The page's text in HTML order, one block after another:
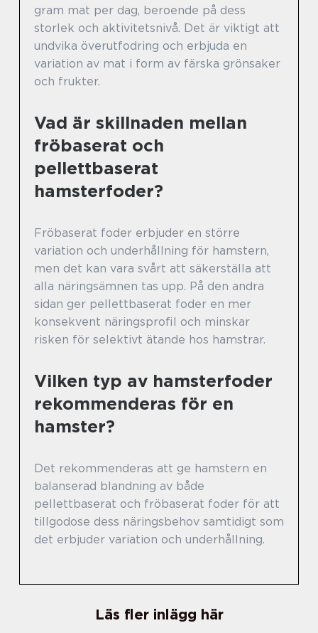
gram mat per dag, beroende på dess
storlek och aktivitetsnivå. Det är viktigt att
undvika överutfodring och erbjuda en
variation av mat i form av färska grönsaker
och frukter.
Vad är skillnaden mellan
fröbaserat och
pellettbaserat
hamsterfoder?
Fröbaserat foder erbjuder en större
variation och underhållning för hamstern,
men det kan vara svårt att säkerställa att
alla näringsämnen tas upp. På den andra
sidan ger pellettbaserat foder en mer
konsekvent näringsprofil och minskar
risken för selektivt ätande hos hamstrar.
Vilken typ av hamsterfoder
rekommenderas för en
hamster?
Det rekommenderas att ge hamstern en
balanserad blandning av både
pellettbaserat och fröbaserat foder för att
tillgodose dess näringsbehov samtidigt som
det erbjuder variation och underhållning.
Läs fler inlägg här